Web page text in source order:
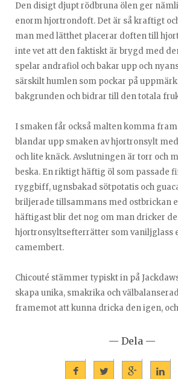
Den disigt djupt rödbruna ölen ger
enorm hjortrondoft. Det är så kraftigt
man med lätthet placerar doften till
inte vet att den faktiskt är brygd med
spelar andrafiol och bakar upp och
särskilt humlen som pockar på
bakgrunden och bidrar till den totala
I smaken får också malten komma
blandar upp smaken av hjortronsylt
och lite knäck. Avslutningen är torr och
beska. En riktigt häftig öl som passade
ryggbiff, ugnsbakad sötpotatis och
briljerade tillsammans med ostbrickan
häftigast blir det nog om man dricker
hjortronsyltsefterrätter som vaniljglass
camembert.
Chicouté stämmer typiskt in på
skapa unika, smakrika och
framemot att kunna dricka den igen,
— Dela —